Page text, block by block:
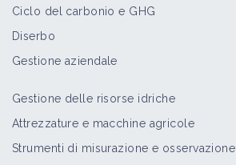
Ciclo del carbonio e GHG
Diserbo
Gestione aziendale
Gestione delle risorse idriche
Attrezzature e macchine agricole
Strumenti di misurazione e osservazione